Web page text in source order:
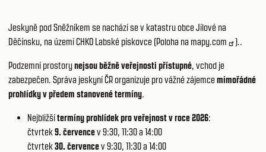
Jeskyně pod Sněžníkem se nachází se v katastru obce Jílové na
Děčínsku, na území CHKO Labské pískovce (Poloha na mapy.com )..
Podzemní prostorynejsou běžně veřejnosti přístupné, vchod je
zabezpečen. Správa jeskyní ČR organizuje pro vážné zájemcemimořádné
prohlídky v předem stanovené termíny.
Nejbližšítermíny prohlídek pro veřejnost v roce 2026:
čtvrtek9. červencev 9:30, 11:30 a 14:00
čtvrtek30. červencev 9:30, 11:30 a 14:00